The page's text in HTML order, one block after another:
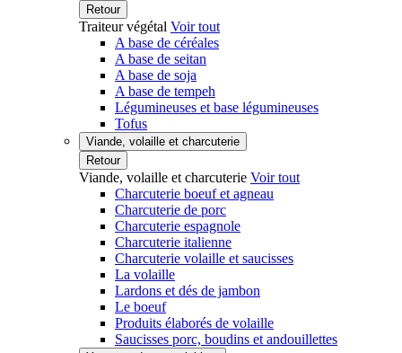
Retour
Traiteur végétal Voir tout
A base de céréales
A base de seitan
A base de soja
A base de tempeh
Légumineuses et base légumineuses
Tofus
Viande, volaille et charcuterie
Retour
Viande, volaille et charcuterie Voir tout
Charcuterie boeuf et agneau
Charcuterie de porc
Charcuterie espagnole
Charcuterie italienne
Charcuterie volaille et saucisses
La volaille
Lardons et dés de jambon
Le boeuf
Produits élaborés de volaille
Saucisses porc, boudins et andouillettes